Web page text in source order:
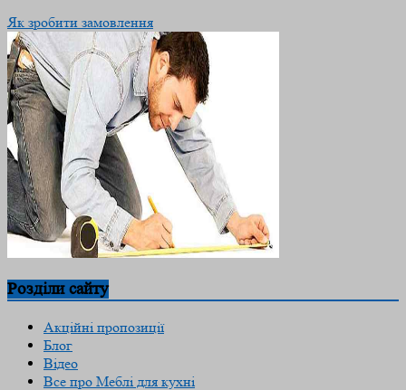
Як зробити замовлення
Розділи сайту
Акційні пропозиції
Блог
Відео
Все про Меблі для кухні